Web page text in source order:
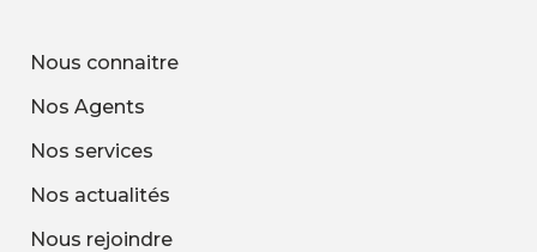
Nous connaitre
Nos Agents
Nos services
Nos actualités
Nous rejoindre